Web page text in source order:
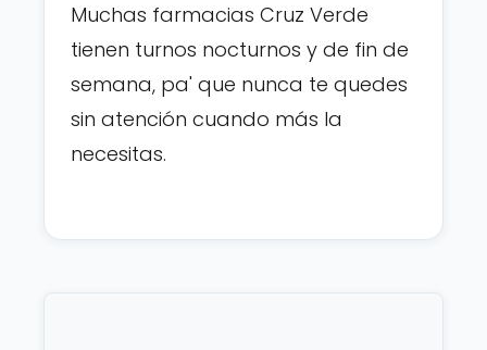
Muchas farmacias Cruz Verde
tienen turnos nocturnos y de fin de
semana, pa' que nunca te quedes
sin atención cuando más la
necesitas.